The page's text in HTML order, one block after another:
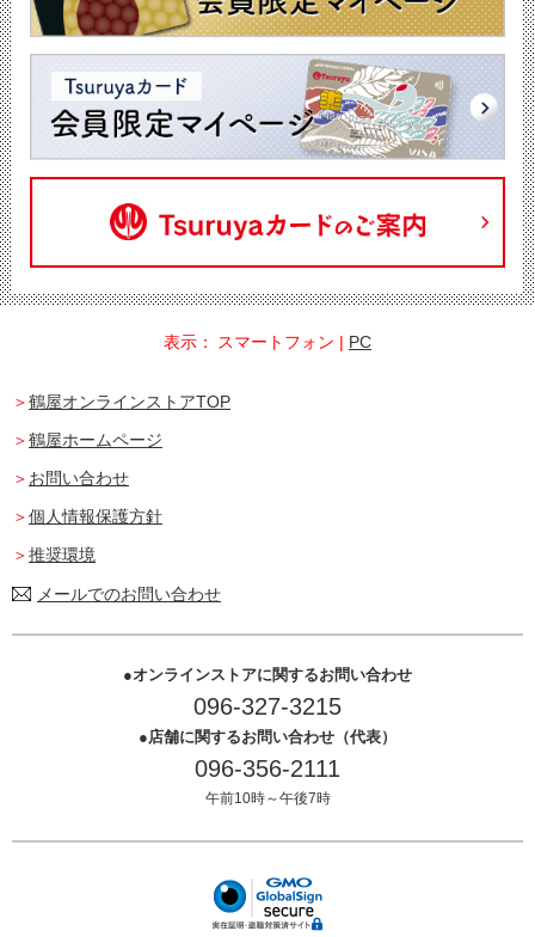
表示： スマートフォン | PC
鶴屋オンラインストアTOP
鶴屋ホームページ
お問い合わせ
個人情報保護方針
推奨環境
メールでのお問い合わせ
オンラインストアに関するお問い合わせ
096-327-3215
店舗に関するお問い合わせ（代表）
096-356-2111
午前10時～午後7時